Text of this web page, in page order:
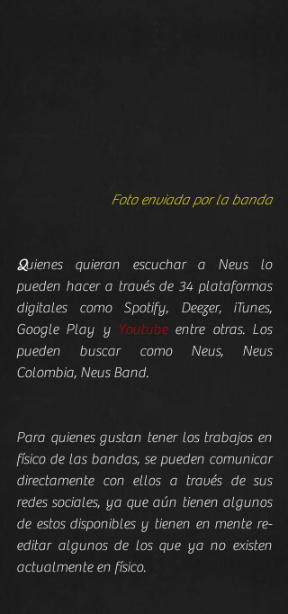
Foto enviada por la banda
Quienes quieran escuchar a Neus lo
pueden hacer a través de 34 plataformas
digitales como Spotify, Deezer, iTunes,
Google Play y Youtube entre otras. Los
pueden buscar como Neus, Neus
Colombia, Neus Band.
Para quienes gustan tener los trabajos en
físico de las bandas, se pueden comunicar
directamente con ellos a través de sus
redes sociales, ya que aún tienen algunos
de estos disponibles y tienen en mente re-
editar algunos de los que ya no existen
actualmente en físico.